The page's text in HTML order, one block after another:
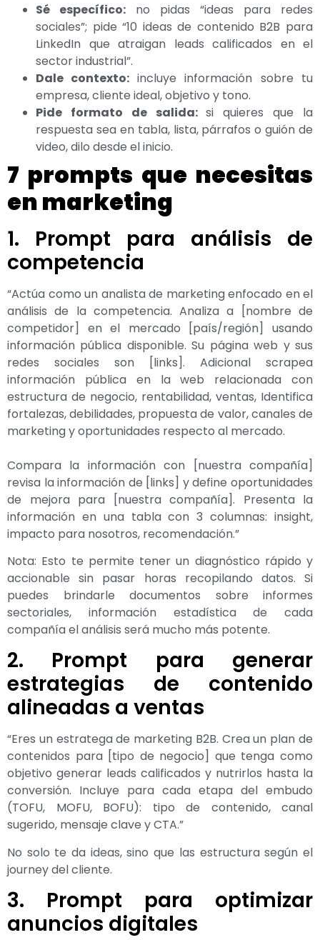
Sé específico: no pidas “ideas para redes
sociales”; pide “10 ideas de contenido B2B para
LinkedIn que atraigan leads calificados en el
sector industrial”.
Dale contexto: incluye información sobre tu
empresa, cliente ideal, objetivo y tono.
Pide formato de salida:si quieres que la
respuesta sea en tabla, lista, párrafos o guión de
video, dilo desde el inicio.
7 prompts que necesitas
en marketing
1. Prompt para análisis de
competencia
“Actúa como un analista de marketing enfocado en el
análisis de la competencia. Analiza a [nombre de
competidor] en el mercado [país/región] usando
información pública disponible. Su página web y sus
redes sociales son [links]. Adicional scrapea
información pública en la web relacionada con
estructura de negocio, rentabilidad, ventas, Identifica
fortalezas, debilidades, propuesta de valor, canales de
marketing y oportunidades respecto al mercado.
Compara la información con [nuestra compañía]
revisa la información de [links] y define oportunidades
de mejora para [nuestra compañía]. Presenta la
información en una tabla con 3 columnas: insight,
impacto para nosotros, recomendación.”
Nota: Esto te permite tener un diagnóstico rápido y
accionable sin pasar horas recopilando datos. Si
puedes brindarle documentos sobre informes
sectoriales, información estadística de cada
compañía el análisis será mucho más potente.
2. Prompt para generar
estrategias de contenido
alineadas a ventas
“Eres un estratega de marketing B2B. Crea un plan de
contenidos para [tipo de negocio] que tenga como
objetivo generar leads calificados y nutrirlos hasta la
conversión. Incluye para cada etapa del embudo
(TOFU, MOFU, BOFU): tipo de contenido, canal
sugerido, mensaje clave y CTA.”
No solo te da ideas, sino que las estructura según el
journey del cliente.
3. Prompt para optimizar
anuncios digitales